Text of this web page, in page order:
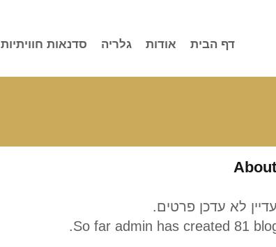
דף הבית אודות גלריה סדנאות חוויתיות
About
לא עדכן פרטים.
So far admin has created 81